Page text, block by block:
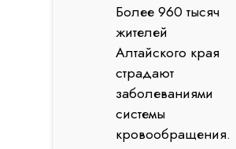
Более 960 тысяч
жителей
Алтайского края
страдают
заболеваниями
системы
кровообращения.